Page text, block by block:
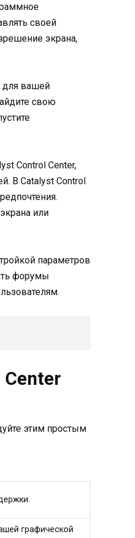
своей
экрана,
для вашей
свою
Control Center,
В Catalyst Control
или
параметров
форумы
Center
этим простым
графической